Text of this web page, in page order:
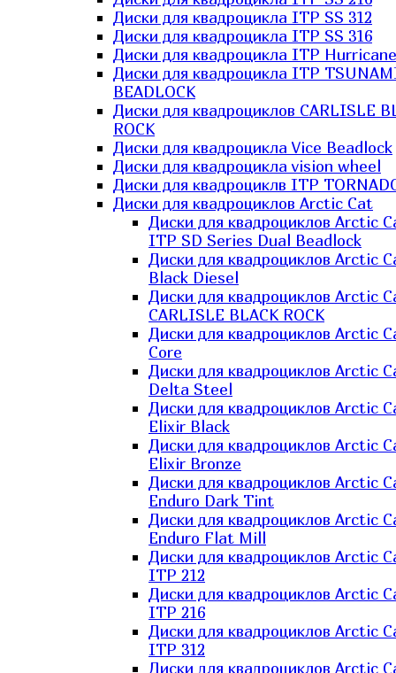
Диски для квадроцикла ITP SS 312
Диски для квадроцикла ITP SS 316
Диски для квадроцикла ITP Hurricane
Диски для квадроцикла ITP
BEADLOCK
Диски для квадроциклов CARLISLE
ROCK
Диски для квадроцикла Vice Beadlock
Диски для квадроцикла vision wheel
Диски для квадроциклв ITP
Диски для квадроциклов Arctic Cat
Диски для квадроциклов Arctic
ITP SD Series Dual Beadlock
Диски для квадроциклов Arctic
Black Diesel
Диски для квадроциклов Arctic
CARLISLE BLACK ROCK
Диски для квадроциклов Arctic
Core
Диски для квадроциклов Arctic
Delta Steel
Диски для квадроциклов Arctic
Elixir Black
Диски для квадроциклов Arctic
Elixir Bronze
Диски для квадроциклов Arctic
Enduro Dark Tint
Диски для квадроциклов Arctic
Enduro Flat Mill
Диски для квадроциклов Arctic
ITP 212
Диски для квадроциклов Arctic
ITP 216
Диски для квадроциклов Arctic
ITP 312
Диски для квадроциклов Arctic